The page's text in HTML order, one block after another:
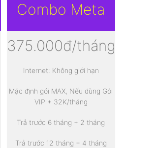
Combo Meta
375.000đ/tháng
Internet: Không giới hạn
Mặc định gói MAX, Nếu dùng Gói
VIP + 32K/tháng
Trả trước 6 tháng + 2 tháng
Trả trước 12 tháng + 4 tháng